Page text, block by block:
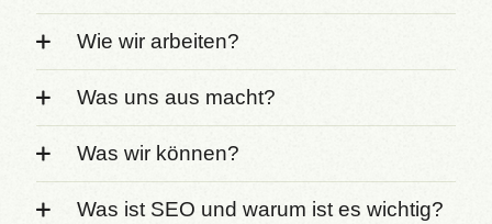
Wie wir arbeiten?
Was uns aus macht?
Was wir können?
Was ist SEO und warum ist es wichtig?